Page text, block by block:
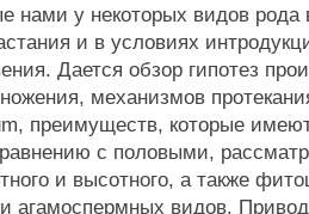
нами у некоторых видов рода
и в условиях
Дается обзор гипотез
механизмов
преимуществ, которые
с половыми,
и высотного, а также
агамоспермных видов.